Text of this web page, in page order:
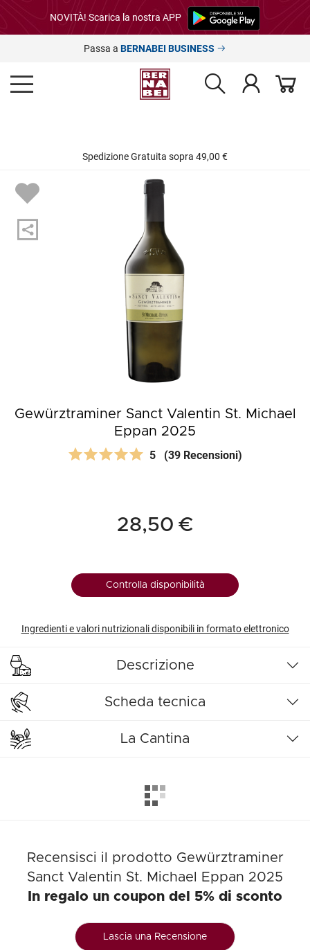
NOVITÀ! Scarica la nostra APP
Passa a BERNABEI BUSINESS
Spedizione Gratuita sopra 49,00 €
Gewürztraminer Sanct Valentin St. Michael
Eppan 2025
5 (39 Recensioni)
28,50 €
Controlla disponibilità
Ingredienti e valori nutrizionali disponibili in formato elettronico
Descrizione
Scheda tecnica
La Cantina
Recensisci il prodotto Gewürztraminer
Sanct Valentin St. Michael Eppan 2025
In regalo un coupon del 5% di sconto
Lascia una Recensione